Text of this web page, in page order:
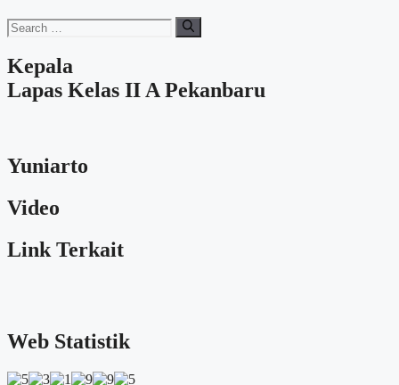
Search
for:
Kepala
Lapas Kelas II A Pekanbaru
Yuniarto
Video
Link Terkait
Web Statistik